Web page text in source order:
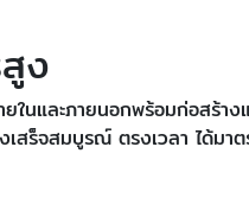
ง
ยในและภายนอกพร้อมก่อสร้
สร็จสมบูรณ์ ตรงเวลา ได้มา